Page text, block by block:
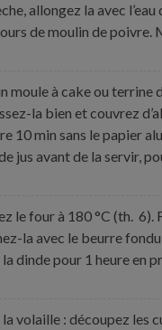
allongez la avec
de moulin de poivre.
moule à cake ou
la bien et couvrez
10 min sans le papier
jus avant de la servir,
le four à 180 °C (th.
la avec le beurre fondu
dinde pour 1 heure en
volaille : découpez les